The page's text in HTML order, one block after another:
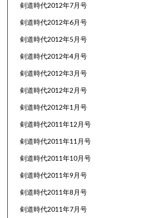
剣道時代2012年7月号
剣道時代2012年6月号
剣道時代2012年5月号
剣道時代2012年4月号
剣道時代2012年3月号
剣道時代2012年2月号
剣道時代2012年1月号
剣道時代2011年12月号
剣道時代2011年11月号
剣道時代2011年10月号
剣道時代2011年9月号
剣道時代2011年8月号
剣道時代2011年7月号